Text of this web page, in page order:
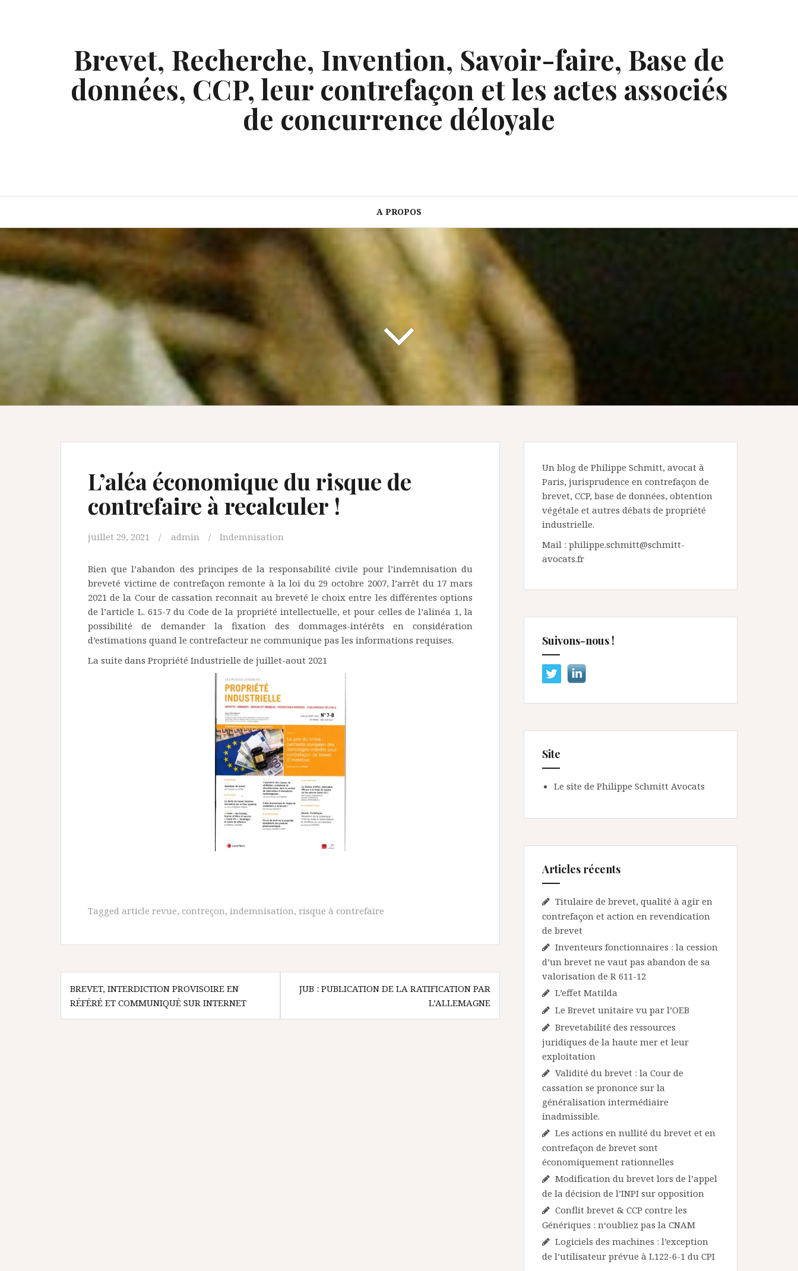
Brevet, Recherche, Invention, Savoir-faire, Base de
données, CCP, leur contrefaçon et les actes associés
de concurrence déloyale
A PROPOS
L’aléa économique du risque de
contrefaire à recalculer !
juillet 29, 2021 admin Indemnisation
Bien que l’abandon des principes de la responsabilité civile pour l’indemnisation du
breveté victime de contrefaçon remonte à la loi du 29 octobre 2007, l’arrêt du 17 mars
2021 de la Cour de cassation reconnait au breveté le choix entre les différentes options
de l’article L. 615-7 du Code de la propriété intellectuelle, et pour celles de l’alinéa 1, la
possibilité de demander la fixation des dommages-intérêts en considération
d’estimations quand le contrefacteur ne communique pas les informations requises.
La suite dans Propriété Industrielle de juillet-aout 2021
Tagged article revue, contreçon, indemnisation, risque à contrefaire
Navigation
de
l’article
BREVET, INTERDICTION PROVISOIRE EN
RÉFÉRÉ ET COMMUNIQUÉ SUR INTERNET
JUB : PUBLICATION DE LA RATIFICATION PAR
L’ALLEMAGNE
Un blog de Philippe Schmitt, avocat à
Paris, jurisprudence en contrefaçon de
brevet, CCP, base de données, obtention
végétale et autres débats de propriété
industrielle.
Mail : philippe.schmitt@schmitt-
avocats.fr
Suivons-nous !
Site
Le site de Philippe Schmitt Avocats
Articles récents
Titulaire de brevet, qualité à agir en
contrefaçon et action en revendication
de brevet
Inventeurs fonctionnaires : la cession
d’un brevet ne vaut pas abandon de sa
valorisation de R 611-12
L’effet Matilda
Le Brevet unitaire vu par l’OEB
Brevetabilité des ressources
juridiques de la haute mer et leur
exploitation
Validité du brevet : la Cour de
cassation se prononce sur la
généralisation intermédiaire
inadmissible.
Les actions en nullité du brevet et en
contrefaçon de brevet sont
économiquement rationnelles
Modification du brevet lors de l’appel
de la décision de l’INPI sur opposition
Conflit brevet & CCP contre les
Génériques : n‘oubliez pas la CNAM
Logiciels des machines : l’exception
de l’utilisateur prévue à L122-6-1 du CPI